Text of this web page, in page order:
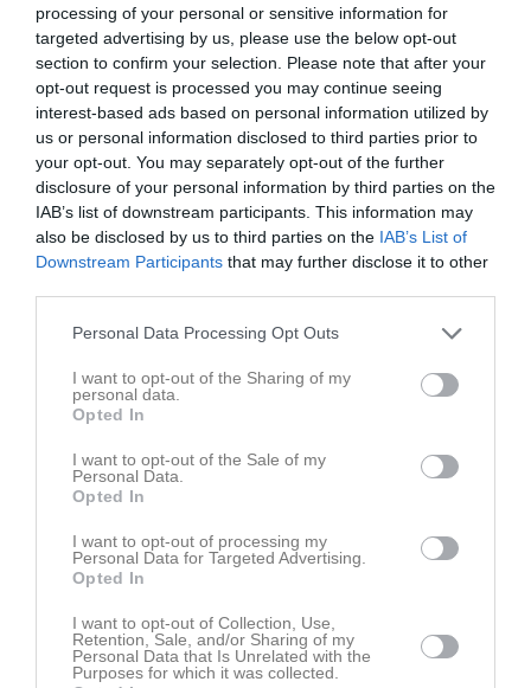
processing of your personal or sensitive information for
targeted advertising by us, please use the below opt-out
section to confirm your selection. Please note that after your
opt-out request is processed you may continue seeing
interest-based ads based on personal information utilized by
us or personal information disclosed to third parties prior to
your opt-out. You may separately opt-out of the further
disclosure of your personal information by third parties on the
IAB’s list of downstream participants. This information may
also be disclosed by us to third parties on the IAB’s List of
Downstream Participants that may further disclose it to other
Personal Data Processing Opt Outs
I want to opt-out of the Sharing of my
personal data.
Opted In
I want to opt-out of the Sale of my
Personal Data.
Opted In
I want to opt-out of processing my
Personal Data for Targeted Advertising.
Opted In
I want to opt-out of Collection, Use,
Retention, Sale, and/or Sharing of my
Personal Data that Is Unrelated with the
Purposes for which it was collected.
Läs också
4 aug
Linda tog silver i SM! Nu är det dags för KM.
3 aug
Guld i SM i Hemse 2026
kommentarer
7 mar
Mikael Persson
Stort tack för ett trevligt årsmöte. Hoppas vi kan hitta lite
Rapportera
Aina Lindgren
Tack för ett fint årsmöte och stort lycka till med
verksamhetsåret 2026.
Rapportera
Agneta Falk
Det var fint årsmöte. Hoppas att vi kan få ett fint
Rapportera
Lena Hjorter